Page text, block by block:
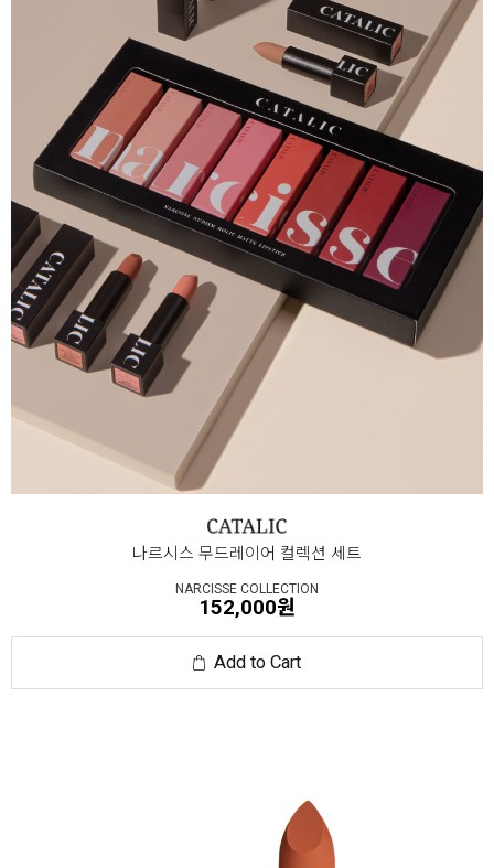
나르시스 무드레이어 컬렉션 세트
NARCISSE COLLECTION
152,000원
Add to Cart